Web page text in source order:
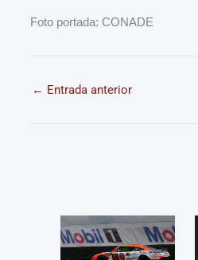
Foto portada: CONADE
← Entrada anterior